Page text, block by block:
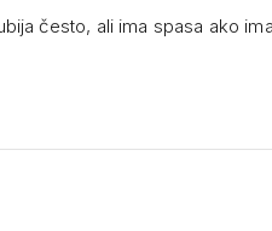
često, ali ima spasa ako